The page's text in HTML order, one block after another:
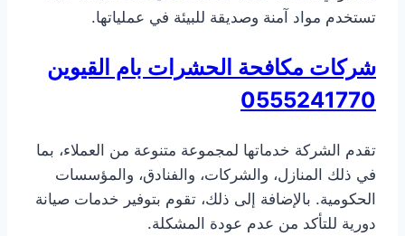
تستخدم مواد آمنة وصديقة للبيئة في عملياتها.
شركات مكافحة الحشرات بام القيوين
0555241770
تقدم الشركة خدماتها لمجموعة متنوعة من العملاء، بما
في ذلك المنازل، والشركات، والفنادق، والمؤسسات
الحكومية. بالإضافة إلى ذلك، تقوم بتوفير خدمات صيانة
دورية للتأكد من عدم عودة المشكلة.